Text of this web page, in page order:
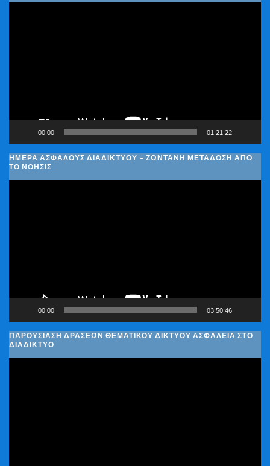
00:00 01:21:22
ΗΜΈΡΑ ΑΣΦΑΛΟΎΣ ΔΙΑΔΙΚΤΎΟΥ – ΖΩΝΤΑΝΉ ΜΕΤΆΔΟΣΗ ΑΠΌ
ΤΟ ΝΟΗΣΙΣ
00:00 03:50:46
ΠΑΡΟΥΣΊΑΣΗ ΔΡΆΣΕΩΝ ΘΕΜΑΤΙΚΟΎ ΔΙΚΤΎΟΥ ΑΣΦΆΛΕΙΑ ΣΤΟ
ΔΙΑΔΊΚΤΥΟ